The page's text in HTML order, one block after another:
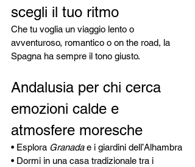
scegli il tuo ritmo
Che tu voglia un viaggio lento o
avventuroso, romantico o on the road, la
Spagna ha sempre il tono giusto.
Andalusia per chi cerca
emozioni calde e
atmosfere moresche
• Esplora Granada e i giardini dell’Alhambra
• Dormi in una casa tradizionale tra i